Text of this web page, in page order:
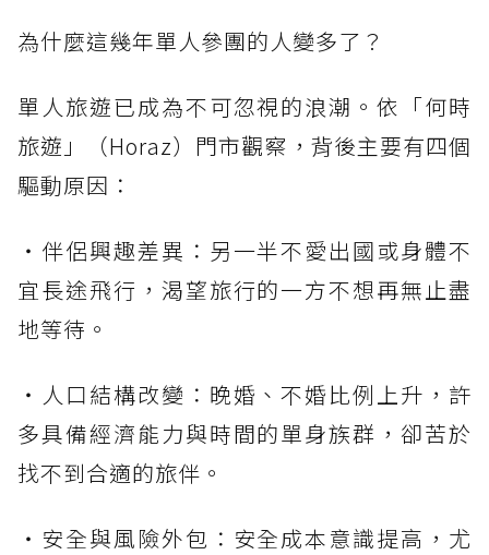
為什麼這幾年單人參團的人變多了？
單人旅遊已成為不可忽視的浪潮。依「何時
旅遊」（Horaz）門市觀察，背後主要有四個
驅動原因：
・伴侶興趣差異：另一半不愛出國或身體不
宜長途飛行，渴望旅行的一方不想再無止盡
地等待。
・人口結構改變：晚婚、不婚比例上升，許
多具備經濟能力與時間的單身族群，卻苦於
找不到合適的旅伴。
・安全與風險外包：安全成本意識提高，尤